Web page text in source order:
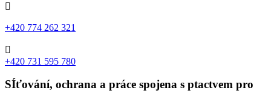

+420 774 262 321

+420 731 595 780
SÍťování, ochrana a práce spojena s ptactvem pro